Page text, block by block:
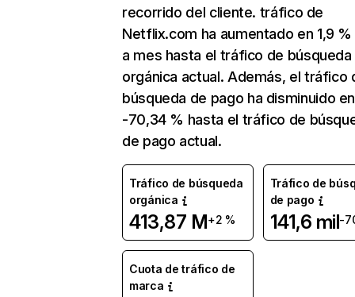
recorrido del cliente. tráfico de
Netflix.com ha aumentado en 1,9
a mes hasta el tráfico de búsqueda
orgánica actual. Además, el tráfico
búsqueda de pago ha disminuido en
-70,34 % hasta el tráfico de
de pago actual.
Tráfico de búsqueda
orgánica
413,87 M+2 %
Tráfico de
de pago
141,6 mil-
Cuota de tráfico de
marca